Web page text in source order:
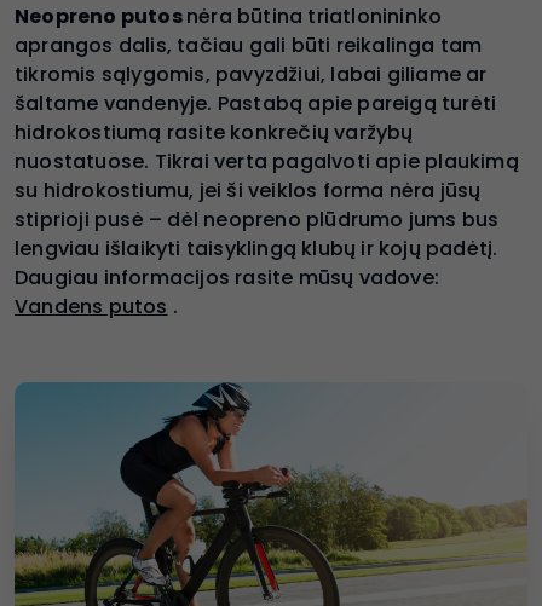
Neopreno putosnėra būtina triatlonininko
aprangos dalis, tačiau gali būti reikalinga tam
tikromis sąlygomis, pavyzdžiui, labai giliame ar
šaltame vandenyje. Pastabą apie pareigą turėti
hidrokostiumą rasite konkrečių varžybų
nuostatuose. Tikrai verta pagalvoti apie plaukimą
su hidrokostiumu, jei ši veiklos forma nėra jūsų
stiprioji pusė – dėl neopreno plūdrumo jums bus
lengviau išlaikyti taisyklingą klubų ir kojų padėtį.
Daugiau informacijos rasite mūsų vadove:
Vandens putos .